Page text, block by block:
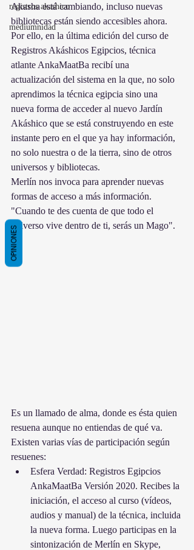
registros akashico
mediumnidad
Akasha está cambiando, incluso nuevas
bibliotecas están siendo accesibles ahora.
Por ello, en la última edición del curso de
Registros Akáshicos Egipcios, técnica
atlante AnkaMaatBa recibí una
actualización del sistema en la que, no solo
aprendimos la técnica egipcia sino una
nueva forma de acceder al nuevo Jardín
Akáshico que se está construyendo en este
instante pero en el que ya hay información,
no solo nuestra o de la tierra, sino de otros
universos y bibliotecas.
Merlín nos invoca para aprender nuevas
formas de acceso a más información.
"Cuando te des cuenta de que todo el
universo vive dentro de ti, serás un Mago".
Es un llamado de alma, donde es ésta quien
resuena aunque no entiendas de qué va.
Existen varias vías de participación según
resuenes:
Esfera Verdad: Registros Egipcios
AnkaMaatBa Versión 2020. Recibes la
iniciación, el acceso al curso (vídeos,
audios y manual) de la técnica, incluida
la nueva forma. Luego participas en la
sintonización de Merlín en Skype,
OPINIONES